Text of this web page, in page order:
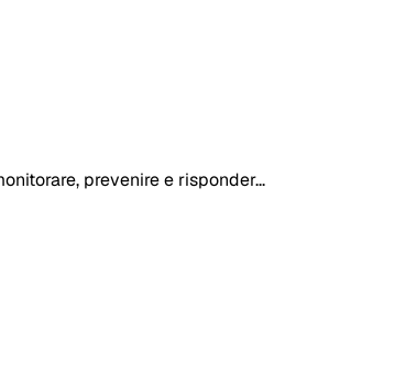
prevenire e risponder...